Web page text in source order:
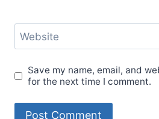
Website
Save my name, email, and
for the next time I comment.